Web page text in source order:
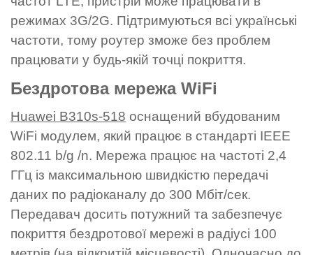
режимах 3G/2G. Підтримуються всі українські
частоти, тому роутер зможе без проблем
працювати у будь-якій точці покриття.
Бездротова мережа WiFi
Huawei B310s-518 оснащений вбудованим
WiFi модулем, який працює в стандарті IEEE
802.11 b/g /n. Мережа працює на частоті 2,4
ГГц із максимальною швидкістю передачі
даних по радіоканалу до 300 Мбіт/сек.
Передавач досить потужний та забезпечує
покриття бездротової мережі в радіусі 100